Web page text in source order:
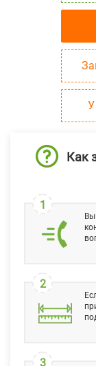
У
Как
1
2
3